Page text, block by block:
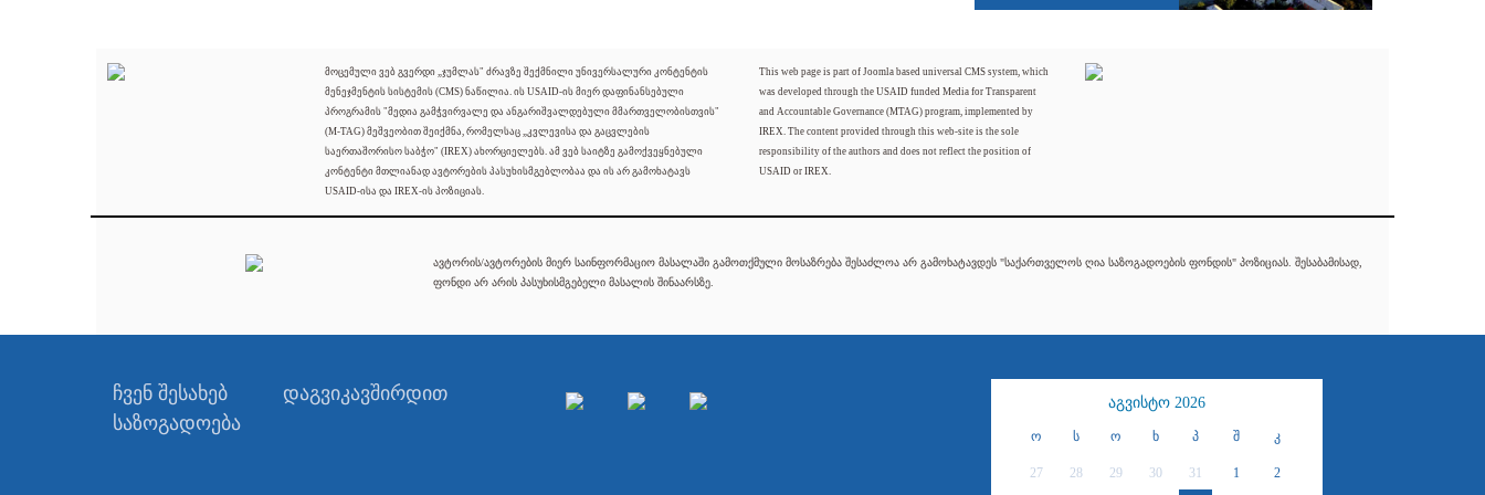
მოცემული ვებ გვერდი „ჯუმლას" ძრავზე შექმნილი უნივერსალური კონტენტის
მენეჯმენტის სისტემის (CMS) ნაწილია. ის USAID-ის მიერ დაფინანსებული
პროგრამის "მედია გამჭვირვალე და ანგარიშვალდებული მმართველობისთვის"
(M-TAG) მეშვეობით შეიქმნა, რომელსაც „კვლევისა და გაცვლების
საერთაშორისო საბჭო" (IREX) ახორციელებს. ამ ვებ საიტზე გამოქვეყნებული
კონტენტი მთლიანად ავტორების პასუხისმგებლობაა და ის არ გამოხატავს
USAID-ისა და IREX-ის პოზიციას.
This web page is part of Joomla based universal CMS system, which
was developed through the USAID funded Media for Transparent
and Accountable Governance (MTAG) program, implemented by
IREX. The content provided through this web-site is the sole
responsibility of the authors and does not reflect the position of
USAID or IREX.
ავტორის/ავტორების მიერ საინფორმაციო მასალაში გამოთქმული მოსაზრება შესაძლოა არ გამოხატავდეს "საქართველოს ღია საზოგადოების ფონდის" პოზიციას. შესაბამისად,
ფონდი არ არის პასუხისმგებელი მასალის შინაარსზე.
ჩვენ შესახებ
დაგვიკავშირდით
საზოგადოება
აგვისტო 2026
ო ს ო ხ პ შ კ
27 28 29 30 31 1 2